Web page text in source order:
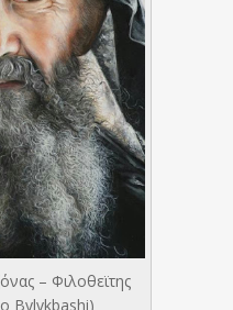
– Φιλοθεϊτης
Bylykbashi)